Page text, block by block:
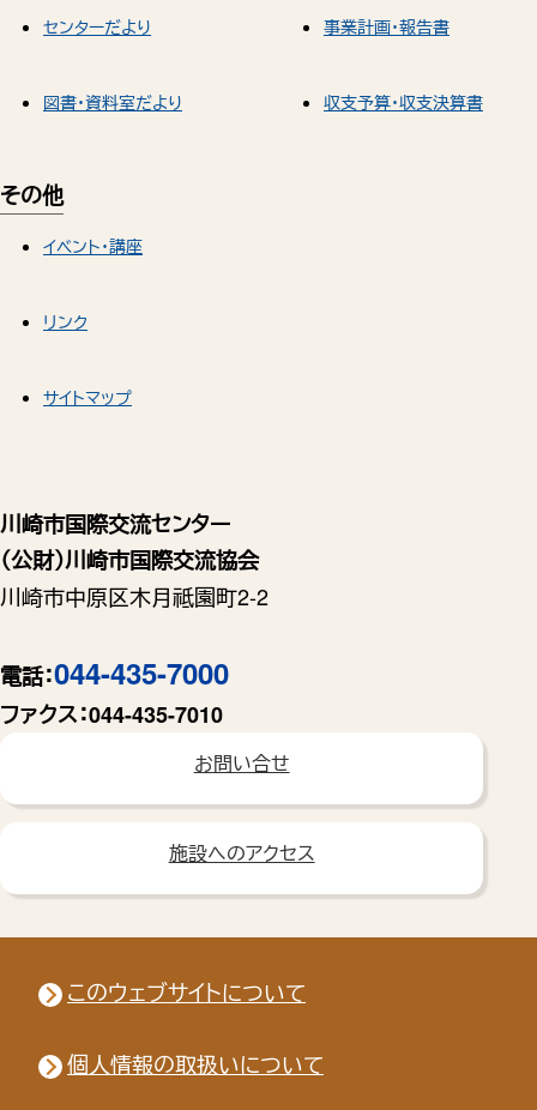
川崎市国際交流センター
（公財）川崎市国際交流協会
川崎市中原区木月祗園町2-2
電話：044-435-7000
ファクス：044-435-7010
お問い合せ
施設へのアクセス
センターだより
図書・資料室だより
事業計画・報告書
収支予算・収支決算書
その他
イベント・講座
リンク
サイトマップ
このウェブサイトについて
個人情報の取扱いについて